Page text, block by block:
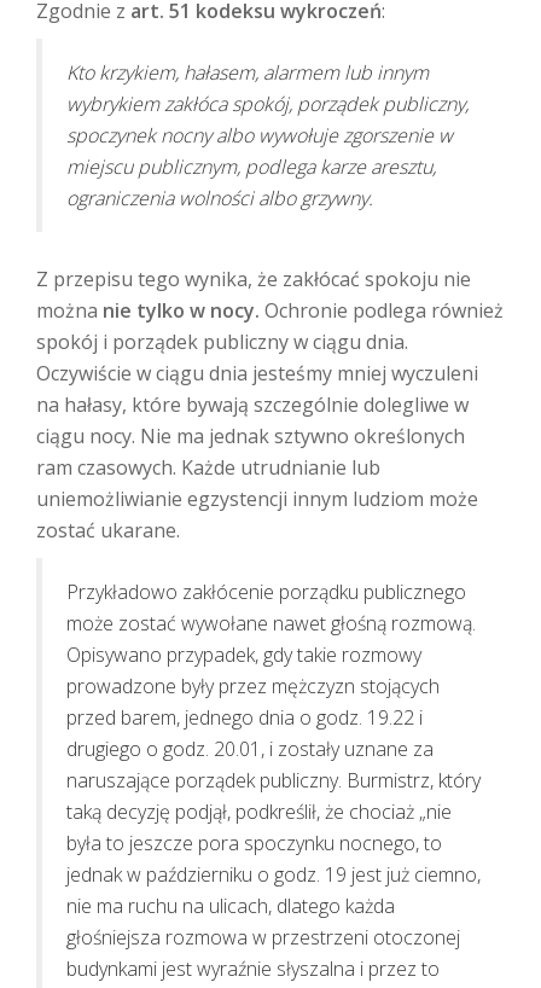
Zgodnie z art. 51 kodeksu wykroczeń:
Kto krzykiem, hałasem, alarmem lub innym
wybrykiem zakłóca spokój, porządek publiczny,
spoczynek nocny albo wywołuje zgorszenie w
miejscu publicznym, podlega karze aresztu,
ograniczenia wolności albo grzywny.
Z przepisu tego wynika, że zakłócać spokoju nie
można nie tylko w nocy. Ochronie podlega również
spokój i porządek publiczny w ciągu dnia.
Oczywiście w ciągu dnia jesteśmy mniej wyczuleni
na hałasy, które bywają szczególnie dolegliwe w
ciągu nocy. Nie ma jednak sztywno określonych
ram czasowych. Każde utrudnianie lub
uniemożliwianie egzystencji innym ludziom może
zostać ukarane.
Przykładowo zakłócenie porządku publicznego
może zostać wywołane nawet głośną rozmową.
Opisywano przypadek, gdy takie rozmowy
prowadzone były przez mężczyzn stojących
przed barem, jednego dnia o godz. 19.22 i
drugiego o godz. 20.01, i zostały uznane za
naruszające porządek publiczny. Burmistrz, który
taką decyzję podjął, podkreślił, że chociaż „nie
była to jeszcze pora spoczynku nocnego, to
jednak w październiku o godz. 19 jest już ciemno,
nie ma ruchu na ulicach, dlatego każda
głośniejsza rozmowa w przestrzeni otoczonej
budynkami jest wyraźnie słyszalna i przez to